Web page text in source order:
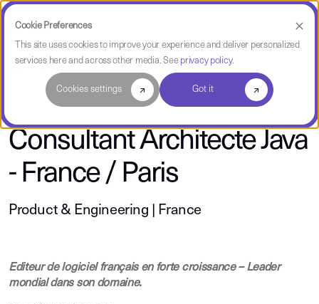
Cookie Preferences
This site uses cookies to improve your experience and deliver personalized
services here and across other media. See privacy policy.
Cookies settings Got it
About CAST
Consultant Architecte Java
- France / Paris
Product & Engineering | France
Editeur de logiciel français en forte croissance – Leader
mondial dans son domaine.